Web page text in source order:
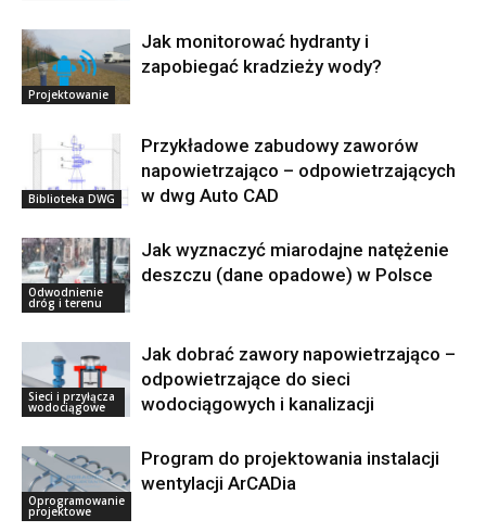
Projektowanie
Jak monitorować hydranty i
zapobiegać kradzieży wody?
Biblioteka DWG
Przykładowe zabudowy zaworów
napowietrzająco – odpowietrzających
w dwg Auto CAD
Odwodnienie
dróg i terenu
Jak wyznaczyć miarodajne natężenie
deszczu (dane opadowe) w Polsce
Sieci i przyłącza
wodociągowe
Jak dobrać zawory napowietrzająco –
odpowietrzające do sieci
wodociągowych i kanalizacji
Oprogramowanie
projektowe
Program do projektowania instalacji
wentylacji ArCADia